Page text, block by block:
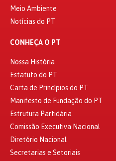
Meio Ambiente
Notícias do PT
CONHEÇA O PT
Nossa História
Estatuto do PT
Carta de Princípios do PT
Manifesto de Fundação do PT
Estrutura Partidária
Comissão Executiva Nacional
Diretório Nacional
Secretarias e Setoriais